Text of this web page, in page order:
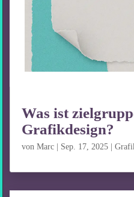
Was ist
Grafikdesign?
vonMarc | Sep. 17, 2025 |